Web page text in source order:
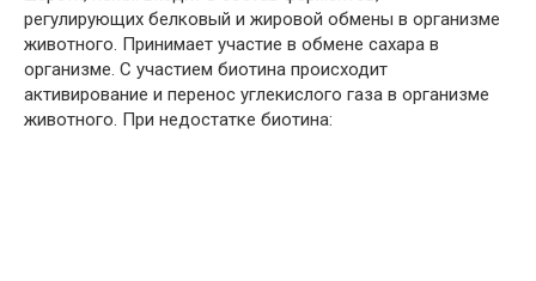
регулирующих белковый и жировой обмены в организме
животного. Принимает участие в обмене сахара в
организме. С участием биотина происходит
активирование и перенос углекислого газа в организме
животного. При недостатке биотина: